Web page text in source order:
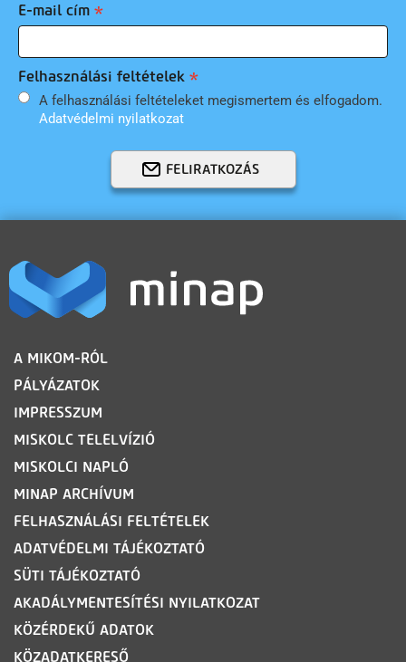
E-mail cím
Felhasználási feltételek
A felhasználási feltételeket megismertem és elfogadom.
Adatvédelmi nyilatkozat
FELIRATKOZÁS
LÁBLÉC
A MIKOM-RÓL
PÁLYÁZATOK
IMPRESSZUM
MISKOLC TELELVÍZIÓ
MISKOLCI NAPLÓ
MINAP ARCHÍVUM
FELHASZNÁLÁSI FELTÉTELEK
ADATVÉDELMI TÁJÉKOZTATÓ
SÜTI TÁJÉKOZTATÓ
AKADÁLYMENTESÍTÉSI NYILATKOZAT
KÖZÉRDEKŰ ADATOK
KÖZADATKERESŐ